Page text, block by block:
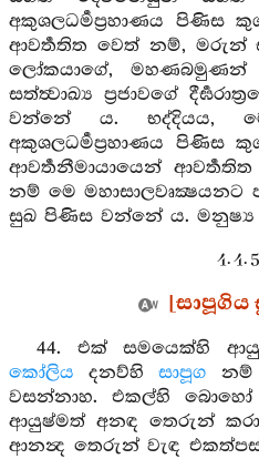
අකුශලධර්‍මප්‍රහාණය පිණිස
ආවර්‍තතිත වෙත් නම්, මරුන්
ලෝකයාගේ,
සත්ත්‍වාඛ්‍ය ප්‍රජාවගේ
වන්නේ ය. භද්දියය,
අකුශලධර්‍මප්‍රහාණය පිණිස
ආවර්‍තනීමායායෙන්
නම් මෙ මහාසාලවෘක්‍ෂයනට
සුඛ පිණිස වන්නේ ය.
4. 4.
[සාපූගිය
44. එක් සමයෙක්හි
කෝලිය දනව්හි සාපූග නම්
වසන්නාහ. එකල්හි බොහෝ
ආයුෂ්මත් අනඳ තෙරුන්
ආනන්‍ද තෙරුන් වැඳ